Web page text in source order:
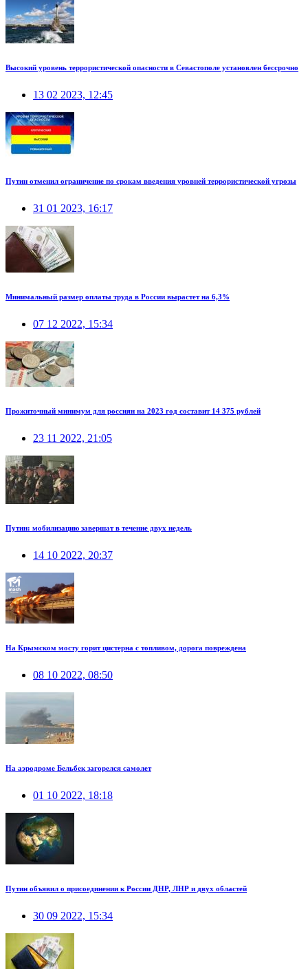
Высокий уровень террористической опасности в Севастополе установлен бессрочно
13 02 2023, 12:45
Путин отменил ограничение по срокам введения уровней террористической угрозы
31 01 2023, 16:17
Минимальный размер оплаты труда в России вырастет на 6,3%
07 12 2022, 15:34
Прожиточный минимум для россиян на 2023 год составит 14 375 рублей
23 11 2022, 21:05
Путин: мобилизацию завершат в течение двух недель
14 10 2022, 20:37
На Крымском мосту горит цистерна с топливом, дорога повреждена
08 10 2022, 08:50
На аэродроме Бельбек загорелся самолет
01 10 2022, 18:18
Путин объявил о присоединении к России ДНР, ЛНР и двух областей
30 09 2022, 15:34